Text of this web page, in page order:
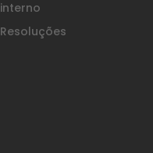
interno
Resoluções